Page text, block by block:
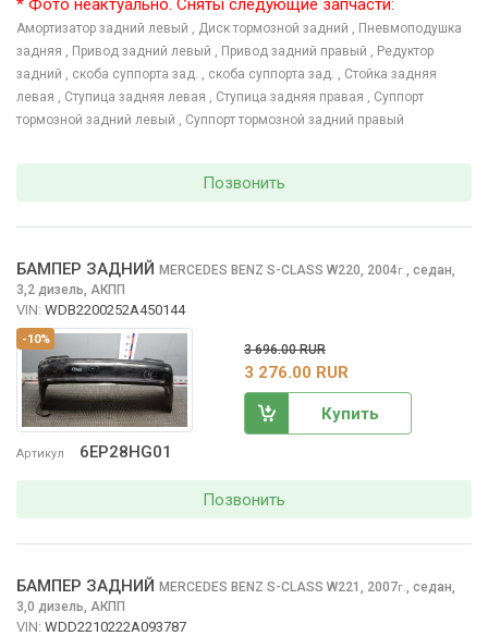
* Фото неактуально. Сняты следующие запчасти:
Амортизатор задний левый , Диск тормозной задний , Пневмоподушка
задняя , Привод задний левый , Привод задний правый , Редуктор
задний , скоба суппорта зад. , скоба суппорта зад. , Стойка задняя
левая , Ступица задняя левая , Ступица задняя правая , Суппорт
тормозной задний левый , Суппорт тормозной задний правый
Позвонить
-10%
Артикул 6EP28HG01
БАМПЕР ЗАДНИЙ MERCEDES BENZ S-CLASS W220, 2004г., седан,
3,2 дизель, АКПП
VIN: WDB2200252A450144
3 696.00 RUR
3 276.00 RUR
Купить
Позвонить
БАМПЕР ЗАДНИЙ MERCEDES BENZ S-CLASS W221, 2007г., седан,
3,0 дизель, АКПП
VIN: WDD2210222A093787